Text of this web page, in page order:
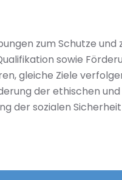
zum Schutze
sowie
gleiche Ziele
der ethischen
der sozialen